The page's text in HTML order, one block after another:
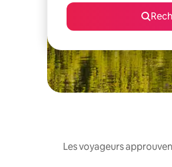
Les voyageurs